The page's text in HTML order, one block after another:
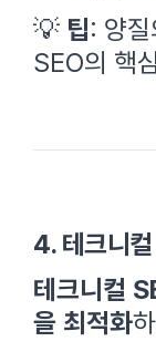
💡 팁: 양질
SEO의 핵
4. 테크니
테크니컬
을 최적화